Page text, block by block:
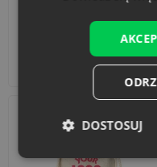
Akcesoria i dekoracje
DOSTOSUJ